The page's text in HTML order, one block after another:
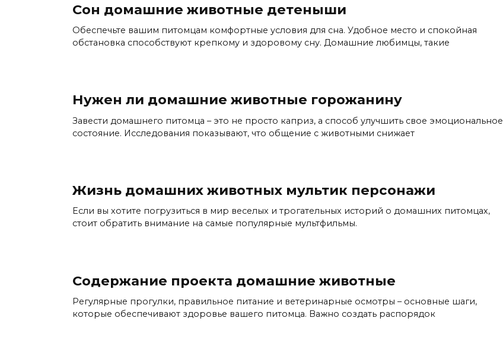
Сон домашние животные детеныши
Обеспечьте вашим питомцам комфортные условия для сна. Удобное место и спокойная
обстановка способствуют крепкому и здоровому сну. Домашние любимцы, такие
Нужен ли домашние животные горожанину
Завести домашнего питомца – это не просто каприз, а способ улучшить свое эмоциональное
состояние. Исследования показывают, что общение с животными снижает
Жизнь домашних животных мультик персонажи
Если вы хотите погрузиться в мир веселых и трогательных историй о домашних питомцах,
стоит обратить внимание на самые популярные мультфильмы.
Содержание проекта домашние животные
Регулярные прогулки, правильное питание и ветеринарные осмотры – основные шаги,
которые обеспечивают здоровье вашего питомца. Важно создать распорядок